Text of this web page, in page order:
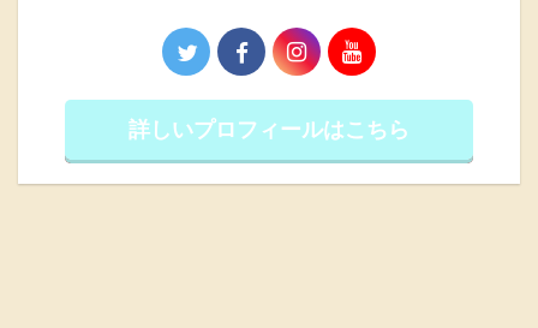
詳しいプロフィールはこちら